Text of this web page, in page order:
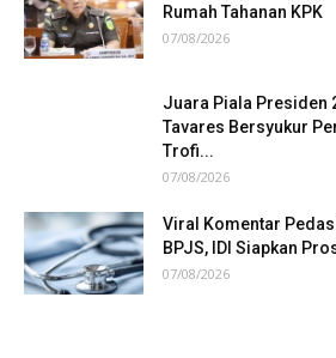
Rumah Tahanan KPK
07/08/2026
Juara Piala Presiden
Tavares Bersyukur
Trofi...
07/08/2026
Viral Komentar
BPJS, IDI Siapkan
07/08/2026